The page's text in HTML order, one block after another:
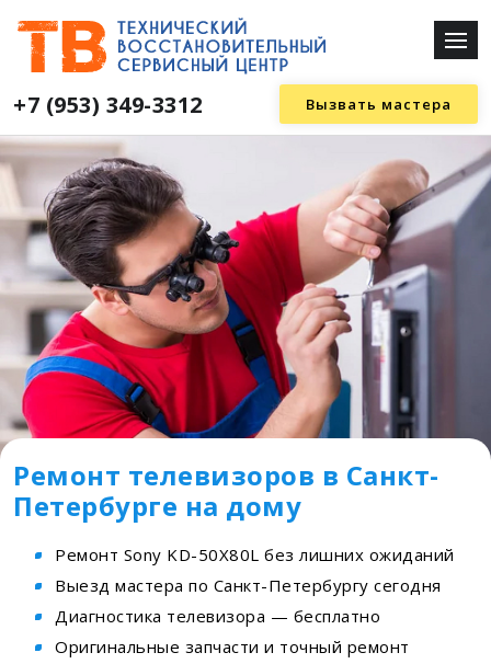
+7 (953) 349-3312 Вызвать мастера
Ремонт телевизоров в Санкт-
Петербурге на дому
Ремонт Sony KD-50X80L без лишних ожиданий
Выезд мастера по Санкт-Петербургу сегодня
Диагностика телевизора — бесплатно
Оригинальные запчасти и точный ремонт